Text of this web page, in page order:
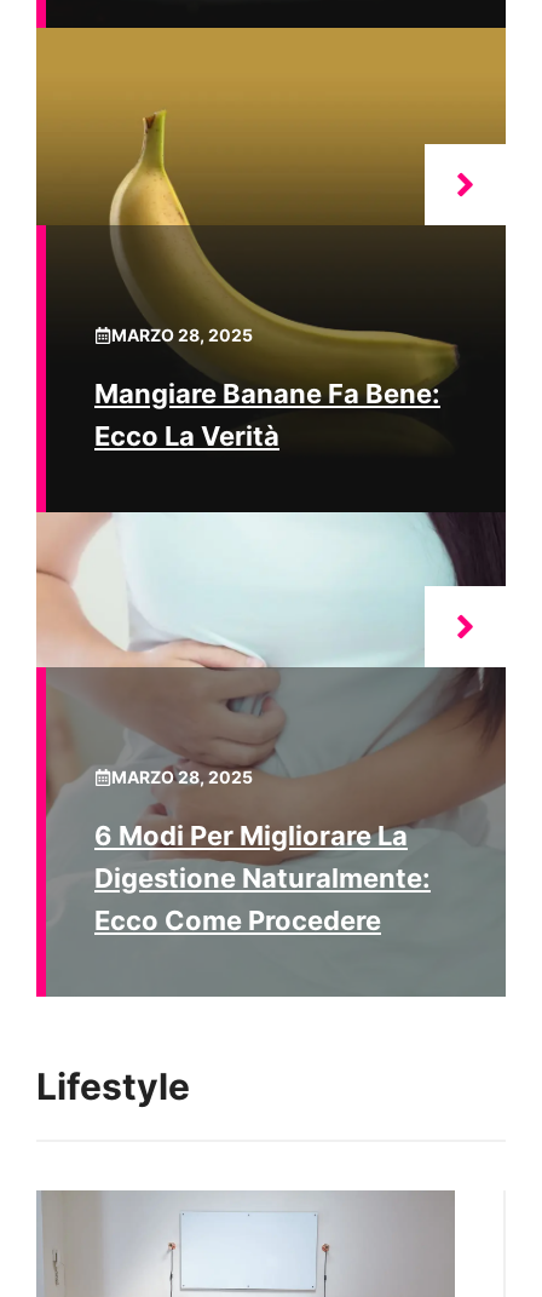
MARZO 28, 2025
Mangiare Banane Fa Bene:
Ecco La Verità
MARZO 28, 2025
6 Modi Per Migliorare La
Digestione Naturalmente:
Ecco Come Procedere
Lifestyle